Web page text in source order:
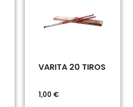
VARITA 20 TIROS
1,00 €